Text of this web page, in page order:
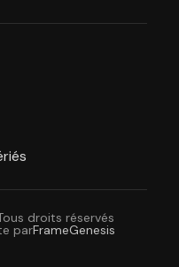
droits réservés
parFrameGenesis